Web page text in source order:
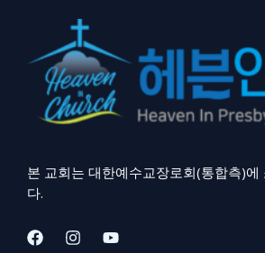
본 교회는 대한예수교장로회(통합측)에
다.